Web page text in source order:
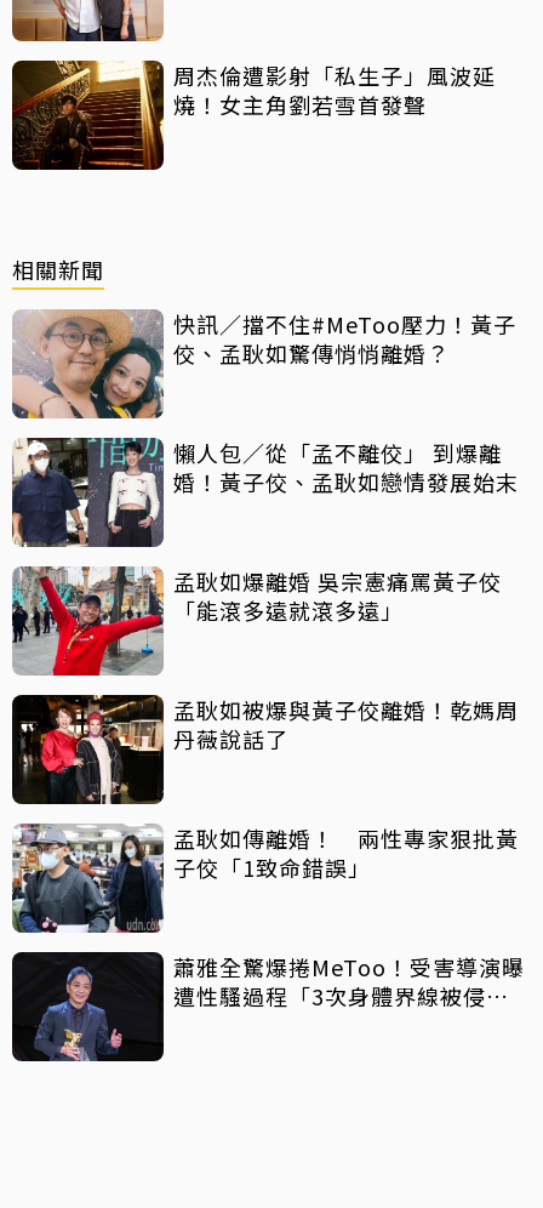
周杰倫遭影射「私生子」風波延
燒！女主角劉若雪首發聲
相關新聞
快訊／擋不住#MeToo壓力！黃子
佼、孟耿如驚傳悄悄離婚？
懶人包／從「孟不離佼」 到爆離
婚！黃子佼、孟耿如戀情發展始末
孟耿如爆離婚 吳宗憲痛罵黃子佼
「能滾多遠就滾多遠」
孟耿如被爆與黃子佼離婚！乾媽周
丹薇說話了
孟耿如傳離婚！ 兩性專家狠批黃
子佼「1致命錯誤」
蕭雅全驚爆捲MeToo！受害導演曝
遭性騷過程「3次身體界線被侵